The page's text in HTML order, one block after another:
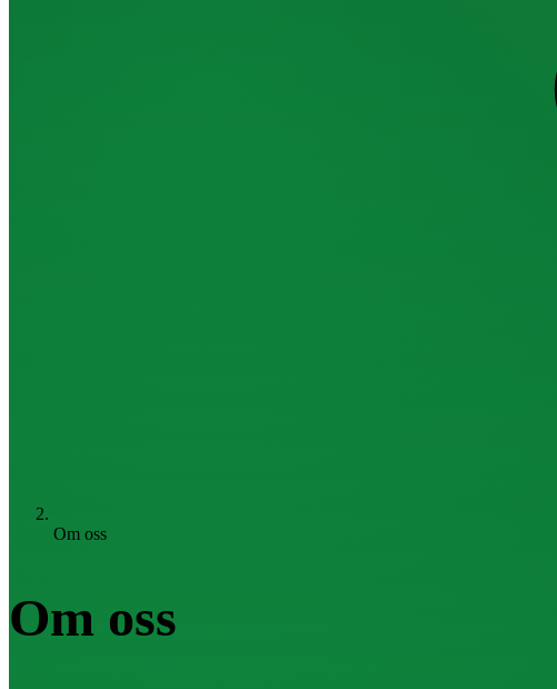
Om oss
Om oss